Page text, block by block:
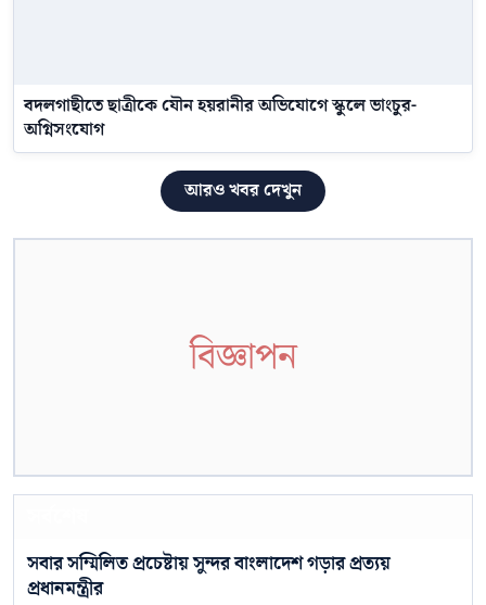
বদলগাছীতে ছাত্রীকে যৌন হয়রানীর অভিযোগে স্কুলে ভাংচুর-
অগ্নিসংযোগ
আরও খবর দেখুন
বিজ্ঞাপন
সবার সম্মিলিত প্রচেষ্টায় সুন্দর বাংলাদেশ গড়ার প্রত্যয়
প্রধানমন্ত্রীর